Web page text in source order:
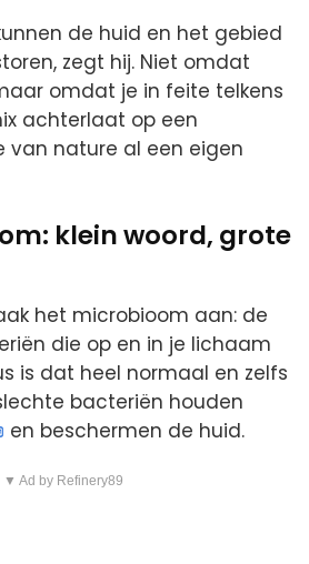
de huid en het gebied
zegt hij. Niet omdat
omdat je in feite telkens
achterlaat op een
van nature al een eigen
klein woord, grote
het microbioom aan: de
die op en in je lichaam
is dat heel normaal en zelfs
bacteriën houden
en beschermen de huid.
▼ Ad by Refinery89